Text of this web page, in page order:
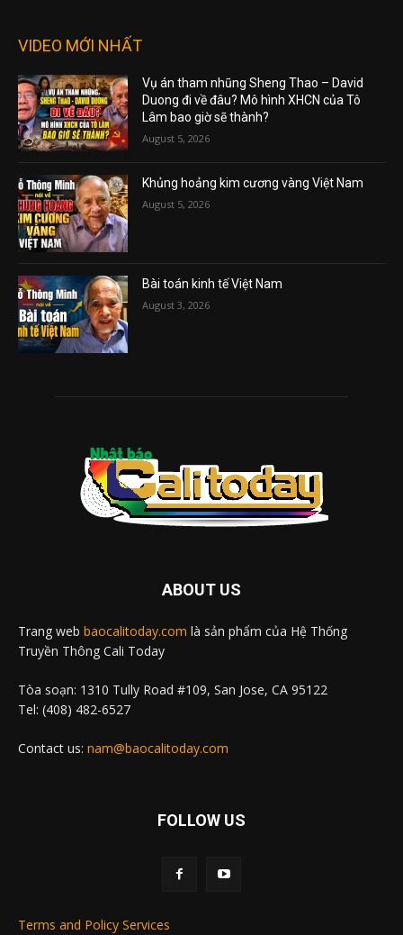
VIDEO MỚI NHẤT
Vụ án tham nhũng Sheng Thao – David
Duong đi về đâu? Mô hình XHCN của Tô
Lâm bao giờ sẽ thành?
August 5, 2026
Khủng hoảng kim cương vàng Việt Nam
August 5, 2026
Bài toán kinh tế Việt Nam
August 3, 2026
ABOUT US
Trang web baocalitoday.com là sản phẩm của Hệ Thống
Truyền Thông Cali Today
Tòa soạn: 1310 Tully Road #109, San Jose, CA 95122
Tel: (408) 482-6527
Contact us: nam@baocalitoday.com
FOLLOW US
Terms and Policy Services